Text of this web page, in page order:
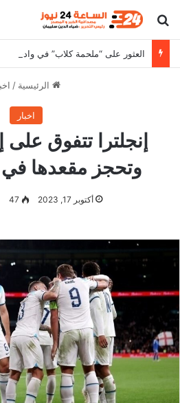
بحث عن
العثور على “ملحمة كلاب” في وادي حلفا
الرئيسية /
اخبار
إنجلترا تتفوق على
وتحجز مقعدها في
أكتوبر 17, 2023 47